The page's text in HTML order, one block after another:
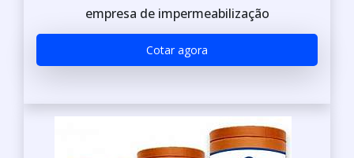
empresa de impermeabilização
Cotar agora